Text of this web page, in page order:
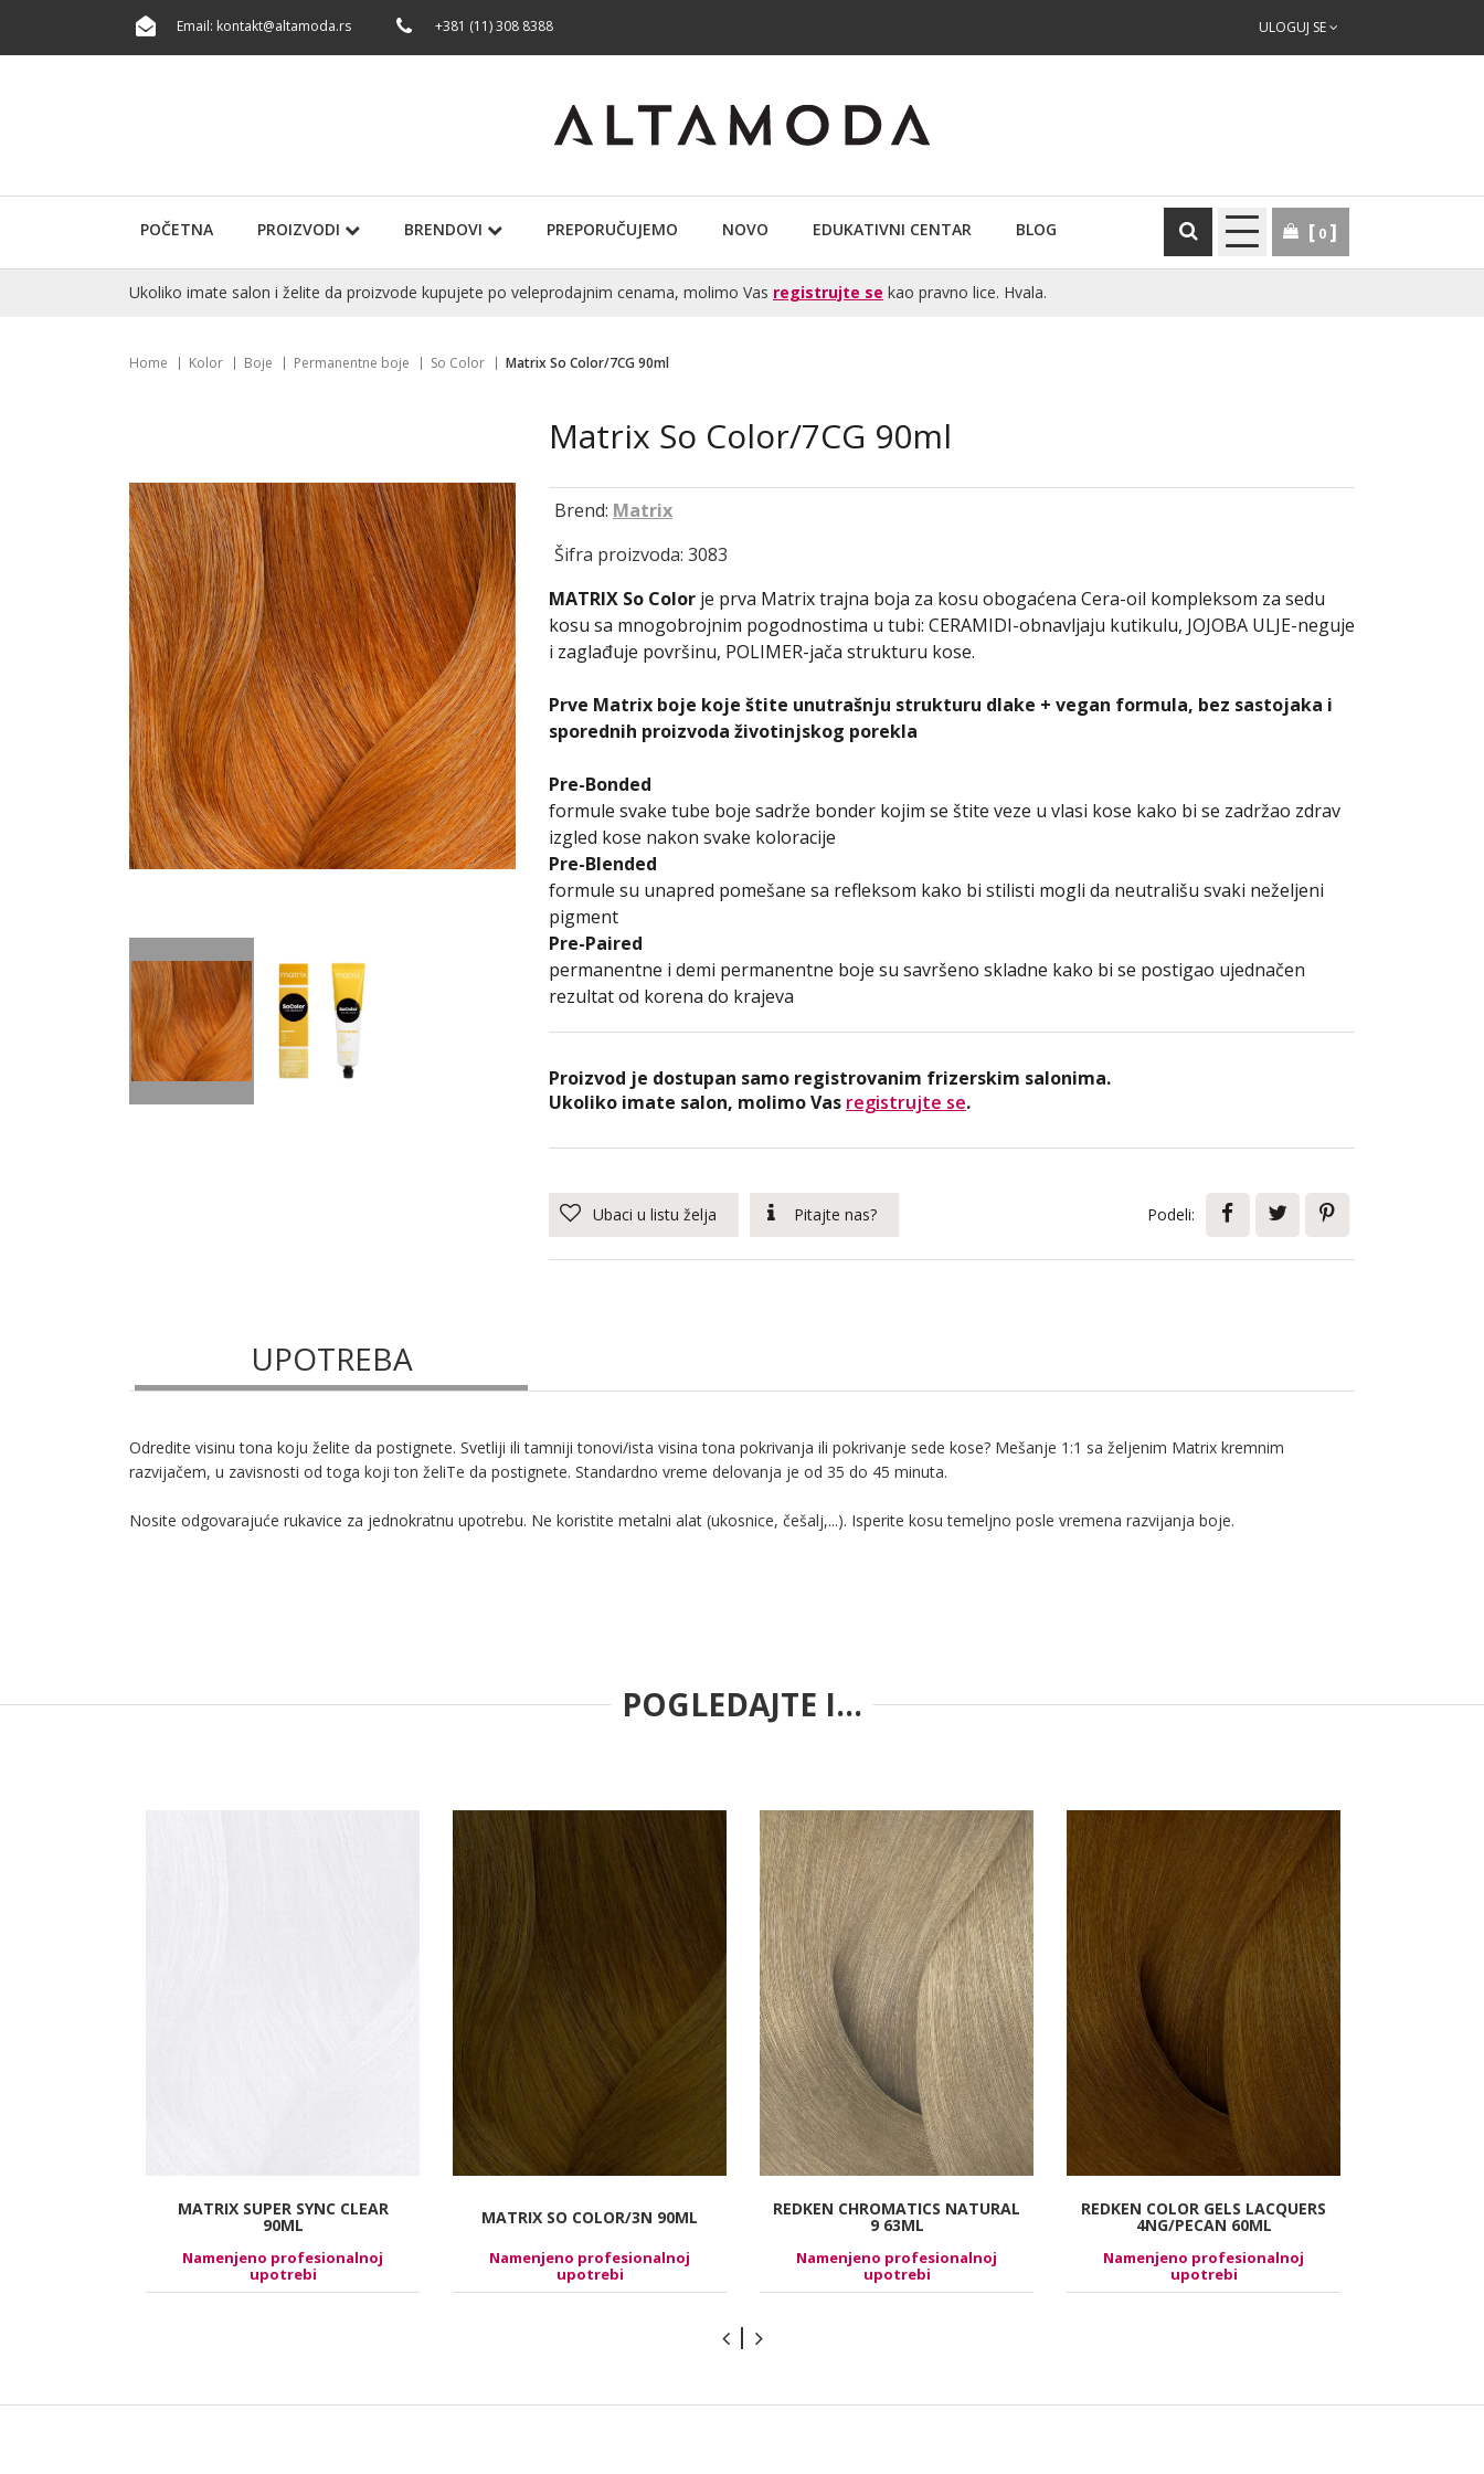
Email: kontakt@altamoda.rs +381 (11) 308 8388 ULOGUJ SE
POČETNA PROIZVODI BRENDOVI PREPORUČUJEMO NOVO EDUKATIVNI CENTAR BLOG 0
Ukoliko imate salon i želite da proizvode kupujete po veleprodajnim cenama, molimo Vas registrujte se kao pravno lice. Hvala.
Home Kolor Boje Permanentne boje So Color Matrix So Color/7CG 90ml
Matrix So Color/7CG 90ml
Brend: Matrix
Šifra proizvoda: 3083
MATRIX So Colorje prva Matrix trajna boja za kosu obogaćena Cera-oil kompleksom za sedu
kosu sa mnogobrojnim pogodnostima u tubi: CERAMIDI-obnavljaju kutikulu, JOJOBA ULJE-neguje
i zaglađuje površinu, POLIMER-jača strukturu kose.
Prve Matrix boje koje štite unutrašnju strukturu dlake + vegan formula, bez sastojaka i
sporednih proizvoda životinjskog porekla
Pre-Bonded
formule svake tube boje sadrže bonder kojim se štite veze u vlasi kose kako bi se zadržao zdrav
izgled kose nakon svake koloracije
Pre-Blended
formule su unapred pomešane sa refleksom kako bi stilisti mogli da neutrališu svaki neželjeni
pigment
Pre-Paired
permanentne i demi permanentne boje su savršeno skladne kako bi se postigao ujednačen
rezultat od korena do krajeva
Proizvod je dostupan samo registrovanim frizerskim salonima.
Ukoliko imate salon, molimo Vas registrujte se.
Ubaci u listu želja Pitajte nas? Podeli:
UPOTREBA
Odredite visinu tona koju želite da postignete. Svetliji ili tamniji tonovi/ista visina tona pokrivanja ili pokrivanje sede kose? Mešanje 1:1 sa željenim Matrix kremnim
razvijačem, u zavisnosti od toga koji ton želiTe da postignete. Standardno vreme delovanja je od 35 do 45 minuta.
Nosite odgovarajuće rukavice za jednokratnu upotrebu. Ne koristite metalni alat (ukosnice, češalj,...). Isperite kosu temeljno posle vremena razvijanja boje.
POGLEDAJTE I...
MATRIX SUPER SYNC CLEAR
90ML
Namenjeno profesionalnoj
upotrebi
MATRIX SO COLOR/3N 90ML
Namenjeno profesionalnoj
upotrebi
REDKEN CHROMATICS NATURAL
9 63ML
Namenjeno profesionalnoj
upotrebi
REDKEN COLOR GELS LACQUERS
4NG/PECAN 60ML
Namenjeno profesionalnoj
upotrebi